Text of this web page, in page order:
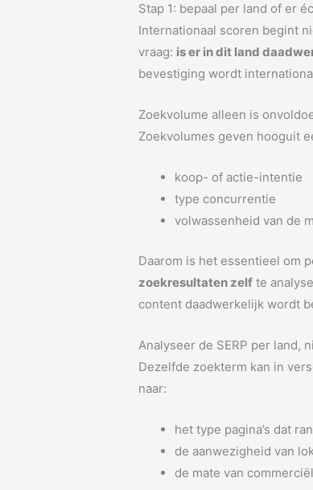
Stap 1: bepaal per land of er
Internationaal scoren begint
vraag: is er in dit land
bevestiging wordt
Zoekvolume alleen is
Zoekvolumes geven hooguit
koop- of actie-intentie
type concurrentie
volwassenheid van de
Daarom is het essentieel om
zoekresultaten zelf te
content daadwerkelijk wordt
Analyseer de SERP per land,
Dezelfde zoekterm kan in
naar:
het type pagina’s dat
de aanwezigheid van
de mate van